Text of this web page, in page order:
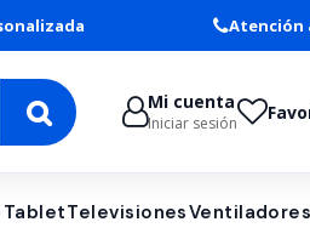
Atención
Mi cuenta
Iniciar sesión
TabletTelevisiones